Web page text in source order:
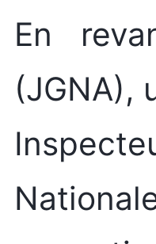
En
(JGNA),